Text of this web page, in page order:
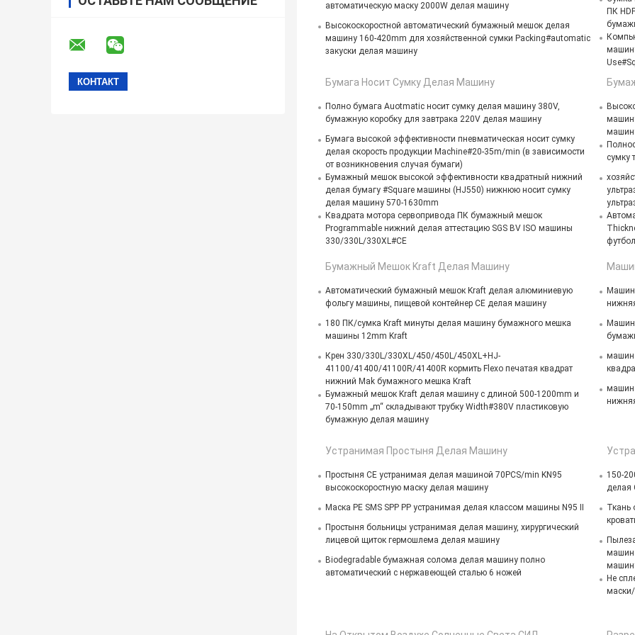
автоматическую маску 2000W делая машину
Высокоскоростной автоматический бумажный мешок делая
машину 160-420mm для хозяйственной сумки Packing#automatic
закуски делая машину
ПК
Бумага Носит Сумку Делая Машину
Полно бумага Auotmatic носит сумку делая машину 380V,
бумажную коробку для завтрака 220V делая машину
Бумага высокой эффективности пневматическая носит сумку
делая скорость продукции Machine#20-35m/min (в зависимости
от возникновения случая бумаги)
Бумажный мешок высокой эффективности квадратный нижний
делая бумагу #Square машины (HJ550) нижнюю носит сумку
делая машину 570-1630mm
Квадрата мотора сервопривода ПК бумажный мешок
Programmable нижний делая аттестацию SGS BV ISO машины
330/330L/330XL#CE
сумку
Бумажный Мешок Kraft Делая Машину
Автоматический бумажный мешок Kraft делая алюминиевую
фольгу машины, пищевой контейнер CE делая машину
180 ПК/сумка Kraft минуты делая машину бумажного мешка
машины 12mm Kraft
Крен 330/330L/330XL/450/450L/450XL+HJ-
41100/41400/41100R/41400R кормить Flexo печатая квадрат
нижний Mak бумажного мешка Kraft
Бумажный мешок Kraft делая машину с длиной 500-1200mm и
70-150mm „m“ складывают трубку Width#380V пластиковую
бумажную делая машину
Устранимая Простыня Делая Машину
Простыня CE устранимая делая машиной 70PCS/min KN95
высокоскоростную маску делая машину
Маска PE SMS SPP PP устранимая делая классом машины N95 II
Простыня больницы устранимая делая машину, хирургический
лицевой щиток гермошлема делая машину
Biodegradable бумажная солома делая машину полно
автоматический с нержавеющей сталью 6 ножей
150-
делая
Ткань
Не